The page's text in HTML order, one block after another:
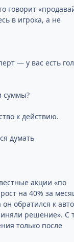
говорит
в игрока, а не
— у вас есть
суммы?
к действию.
думать
акции «по
на 40% за
обратился к
решение». С
только после